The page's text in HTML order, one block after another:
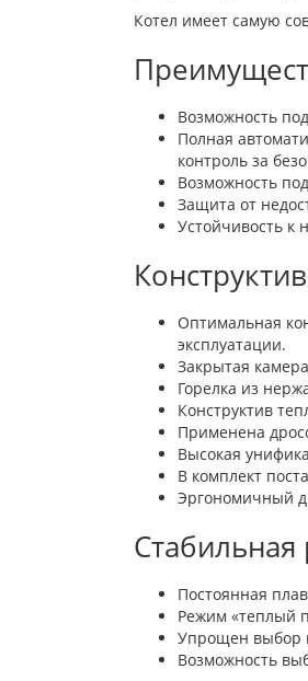
Котел имеет самую
Возможность
Полная
контроль за
Возможность
Защита от
Устойчивость к
Оптимальная
эксплуатации.
Закрытая
Горелка из
Конструктив
Применена
Высокая
В комплект
Эргономичный
Стабильная
Постоянная
Режим «теплый
Упрощен выбор
Возможность